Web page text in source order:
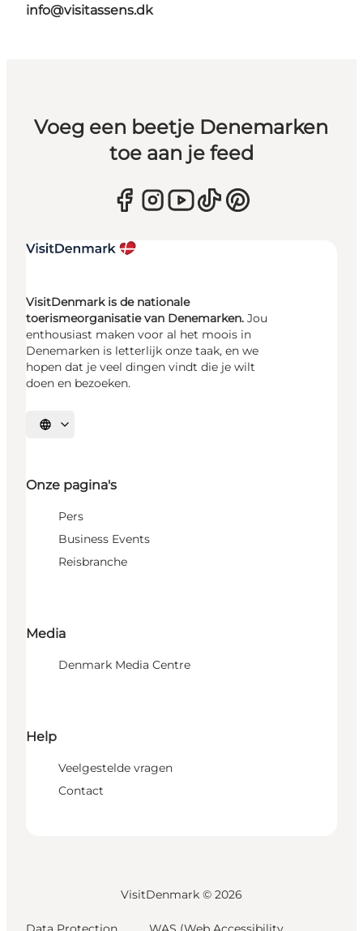
info@visitassens.dk
Voeg een beetje Denemarken
toe aan je feed
VisitDenmark is de nationale
toerismeorganisatie van Denemarken. Jou
enthousiast maken voor al het moois in
Denemarken is letterlijk onze taak, en we
hopen dat je veel dingen vindt die je wilt
doen en bezoeken.
Selecteer taal
Onze pagina's
Pers
Business Events
Reisbranche
Media
Denmark Media Centre
Help
Veelgestelde vragen
Contact
VisitDenmark © 2026